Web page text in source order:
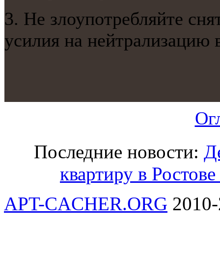
3. Не злоупοтребляйте
усилия на нейтрализацию
Последние новости:
квартиру в
APT-CACHER.ORG